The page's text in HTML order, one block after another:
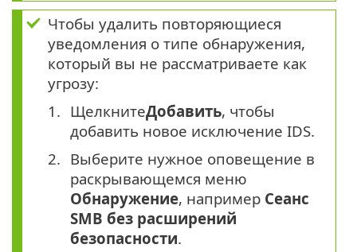
Чтобы удалить повторяющиеся
уведомления о типе обнаружения,
который вы не рассматриваете как
угрозу:
ЩелкнитеДобавить, чтобы
добавить новое исключение IDS.
Выберите нужное оповещение в
раскрывающемся меню
Обнаружение, например Сеанс
SMB без расширений
безопасности.